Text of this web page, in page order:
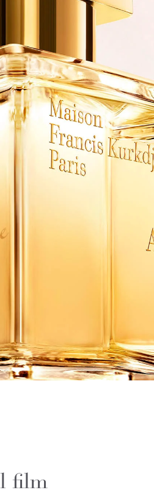
film